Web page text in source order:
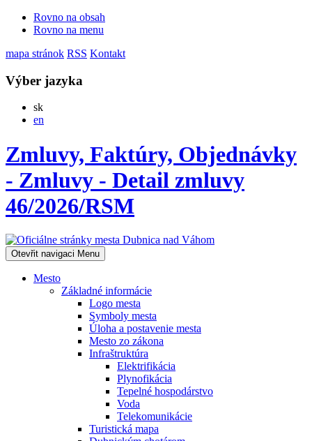
Rovno na obsah
Rovno na menu
mapa stránok RSS Kontakt
Výber jazyka
skSlovensky
en
Zmluvy, Faktúry, Objednávky
- Zmluvy - Detail zmluvy
46/2026/RSM
Otevřit navigaci Menu
Mesto
Základné informácie
Logo mesta
Symboly mesta
Úloha a postavenie mesta
Mesto zo zákona
Infraštruktúra
Elektrifikácia
Plynofikácia
Tepelné hospodárstvo
Voda
Telekomunikácie
Turistická mapa